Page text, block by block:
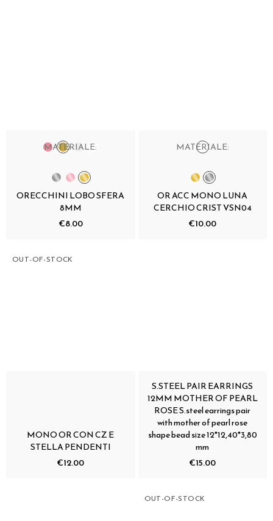
MATERIALE:
ORECCHINI LOBO SFERA
8MM
€8.00
MATERIALE:
OR ACC MONO LUNA
CERCHIO CRIST VSN04
€10.00
OUT-OF-STOCK
MONO OR CON CZ E
STELLA PENDENTI
€12.00
S.STEEL PAIR EARRINGS
12MM MOTHER OF PEARL
ROSE S.steel earrings pair
with mother of pearl rose
shape bead size 12*12,40*3,80
mm
€15.00
OUT-OF-STOCK